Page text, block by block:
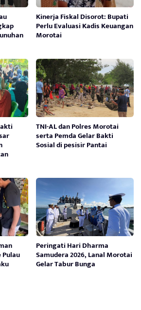
Kinerja Fiskal Disorot: Bupati
Perlu Evaluasi Kadis Keuangan
Morotai
TNI-AL dan Polres Morotai
serta Pemda Gelar Bakti
Sosial di pesisir Pantai
Pulau
Peringati Hari Dharma
Samudera 2026, Lanal Morotai
Gelar Tabur Bunga